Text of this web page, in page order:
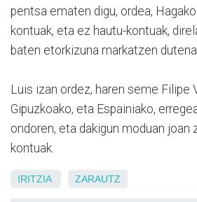
pentsa ematen digu, ordea,
kontuak, eta ez hautu-kontuak,
baten etorkizuna markatzen
Luis izan ordez, haren seme Filipe
Gipuzkoako, eta Espainiako,
ondoren, eta dakigun moduan joan
kontuak.
IRITZIA ZARAUTZ